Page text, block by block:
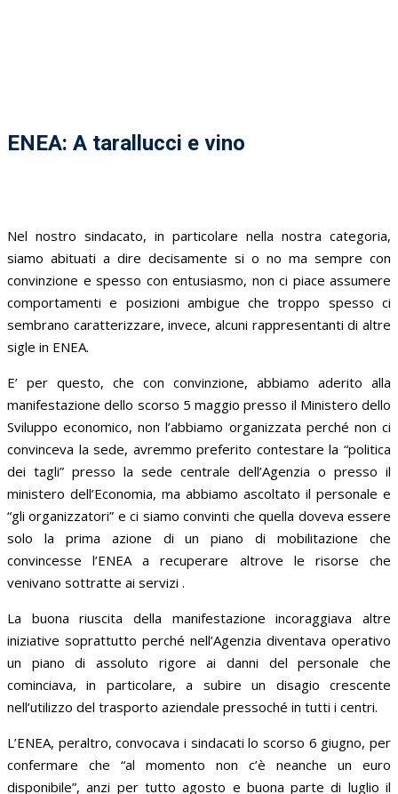
ENEA: A tarallucci e vino
Nel nostro sindacato, in particolare nella nostra categoria,
siamo abituati a dire decisamente si o no ma sempre con
convinzione e spesso con entusiasmo, non ci piace assumere
comportamenti e posizioni ambigue che troppo spesso ci
sembrano caratterizzare, invece, alcuni rappresentanti di altre
sigle in ENEA.
E’ per questo, che con convinzione, abbiamo aderito alla
manifestazione dello scorso 5 maggio presso il Ministero dello
Sviluppo economico, non l’abbiamo organizzata perché non ci
convinceva la sede, avremmo preferito contestare la “politica
dei tagli” presso la sede centrale dell’Agenzia o presso il
ministero dell’Economia, ma abbiamo ascoltato il personale e
“gli organizzatori” e ci siamo convinti che quella doveva essere
solo la prima azione di un piano di mobilitazione che
convincesse l’ENEA a recuperare altrove le risorse che
venivano sottratte ai servizi .
La buona riuscita della manifestazione incoraggiava altre
iniziative soprattutto perché nell’Agenzia diventava operativo
un piano di assoluto rigore ai danni del personale che
cominciava, in particolare, a subire un disagio crescente
nell’utilizzo del trasporto aziendale pressoché in tutti i centri.
L’ENEA, peraltro, convocava i sindacati lo scorso 6 giugno, per
confermare che “al momento non c’è neanche un euro
disponibile”, anzi per tutto agosto e buona parte di luglio il